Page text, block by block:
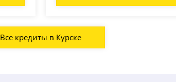
Все кредиты в Курске